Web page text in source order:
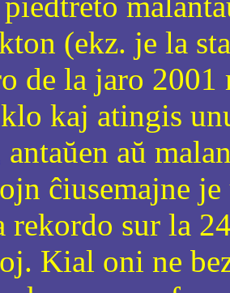
(ekz. je la
de la jaro
kaj atingis
aŭ
ĉiusemajne
rekordo sur la
Kial oni ne